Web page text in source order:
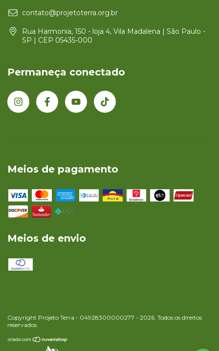
contato@projetoterra.org.br
Rua Harmonia, 150 - loja 4, Vila Madalena | São Paulo -
SP | CEP 05435-000
Permaneça conectado
Meios de pagamento
Meios de envio
Copyright Projeto Terra - 04928300000277 - 2026. Todos os direitos
reservados.